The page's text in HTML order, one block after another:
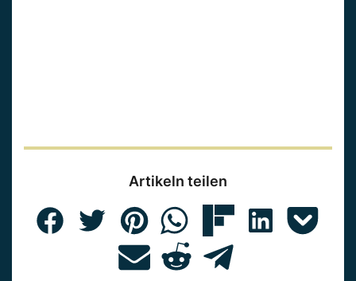
Artikeln teilen